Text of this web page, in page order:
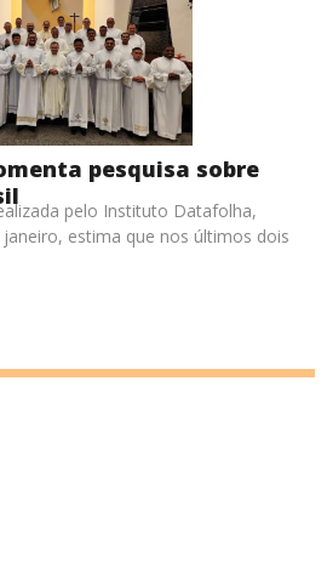
pesquisa sobre
pelo Instituto Datafolha,
estima que nos últimos dois
abandonaram o